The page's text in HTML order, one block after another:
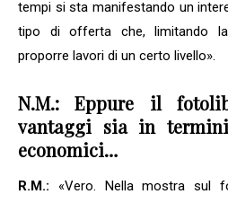
tempi si sta manifestando un
tipo di offerta che, limitando
proporre lavori di un certo livello».
N.M.: Eppure il
vantaggi sia in
economici…
R.M.: «Vero. Nella mostra sul